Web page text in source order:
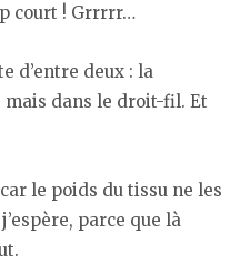
court ! Grrrrr…
d’entre deux : la
dans le droit-fil. Et
le poids du tissu ne les
parce que là